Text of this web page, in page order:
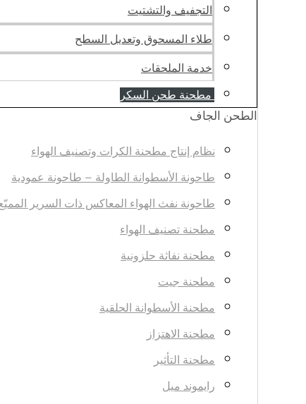
التجفيف والتشتيت
طلاء المسحوق وتعديل السطح
خدمة الملحقات
مطحنة طحن السكر
الطحن الجاف
نظام إنتاج مطحنة الكرات وتصنيف الهواء
طاحونة الأسطوانة الطاولة – طاحونة عمودية
طاحونة نفث الهواء المعاكس ذات السرير
مطحنة تصنيف الهواء
مطحنة نفاثة حلزونية
مطحنة جيت
مطحنة الأسطوانة الحلقية
مطحنة الاهتزاز
مطحنة التأثير
رايموند ميل